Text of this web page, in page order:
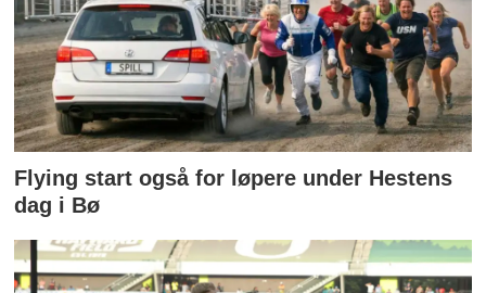
Flying start også for løpere under Hestens
dag i Bø